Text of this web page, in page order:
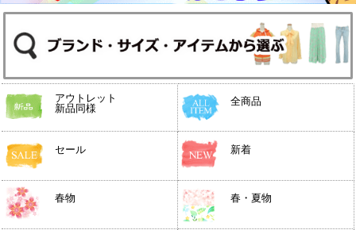
アウトレット
新品同様
全商品
セール 新着
春物 春・夏物